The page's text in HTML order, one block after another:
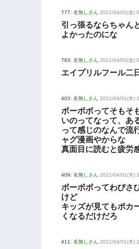
777: 名無しさん 2021/04/02(金)
引っ張るならちゃん
よかったのにな
783: 名無しさん 2021/04/02(金)
エイプリルフール二
403: 名無しさん 2021/04/01(木)
ボーボボってそもそ
いのってなって、あ
って感じのなんで流
ャグ漫画やからな
真面目に読むと疲労
409: 名無しさん 2021/04/01(木)
ボーボボってわびさ
けど
キッズが見てもポカ
くなるだけだろ
411: 名無しさん 2021/04/01(木)